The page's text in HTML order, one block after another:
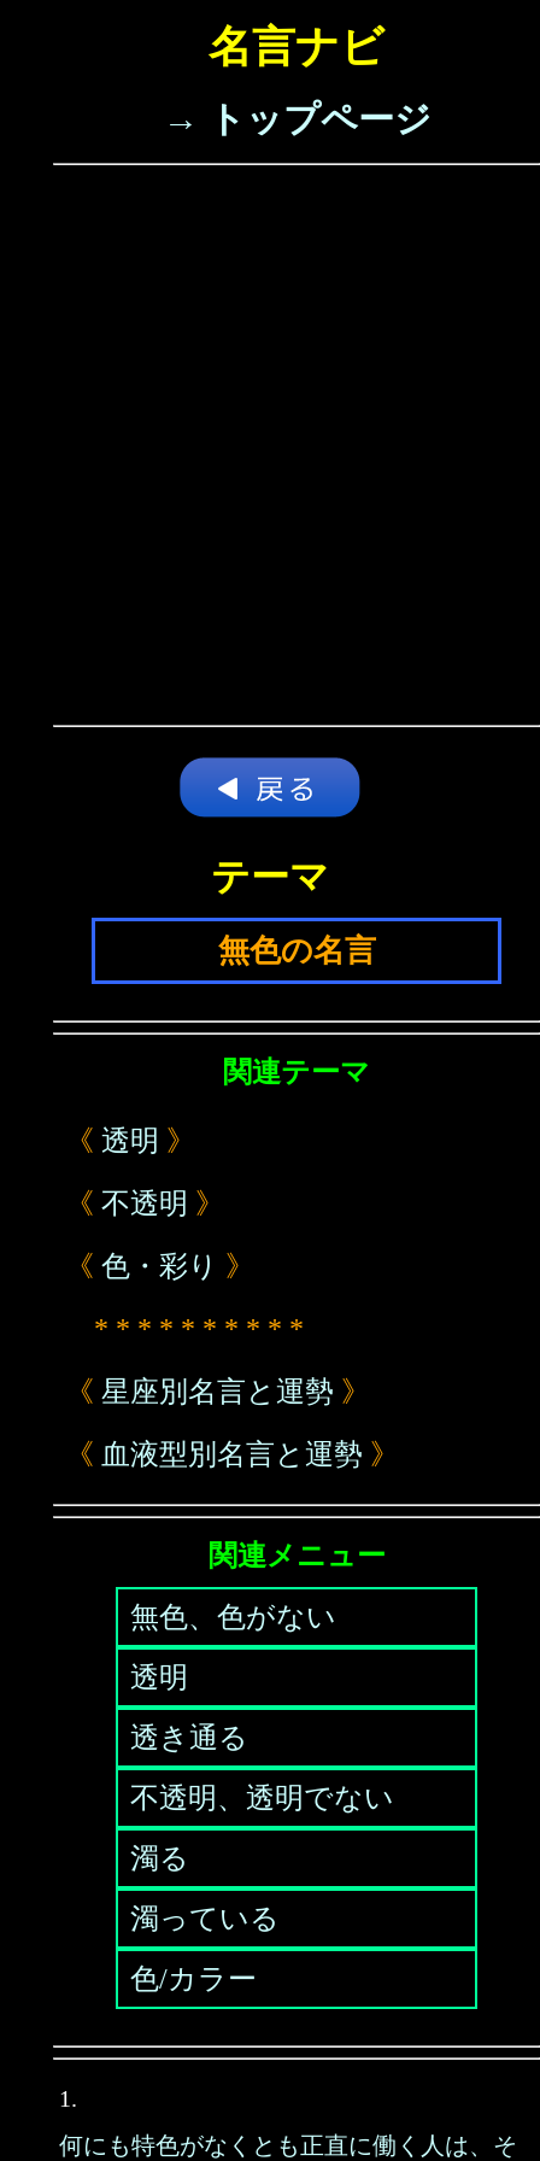
名言ナビ
→ トップページ
テーマ
無色の名言
関連テーマ
《 透明 》
《 不透明 》
《 色・彩り 》
* * * * * * * * * *
《 星座別名言と運勢 》
《 血液型別名言と運勢 》
関連メニュー
無色、色がない
透明
透き通る
不透明、透明でない
濁る
濁っている
色/カラー
1.
何にも特色がなくとも正直に働く人は、そ